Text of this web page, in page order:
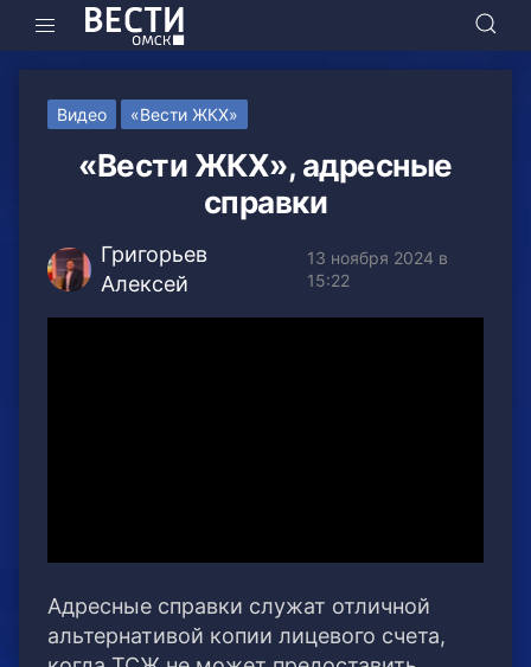
Видео «Вести ЖКХ»
«Вести ЖКХ», адресные
справки
Григорьев
Алексей
13 ноября 2024 в
15:22
Адресные справки служат отличной
альтернативой копии лицевого счета,